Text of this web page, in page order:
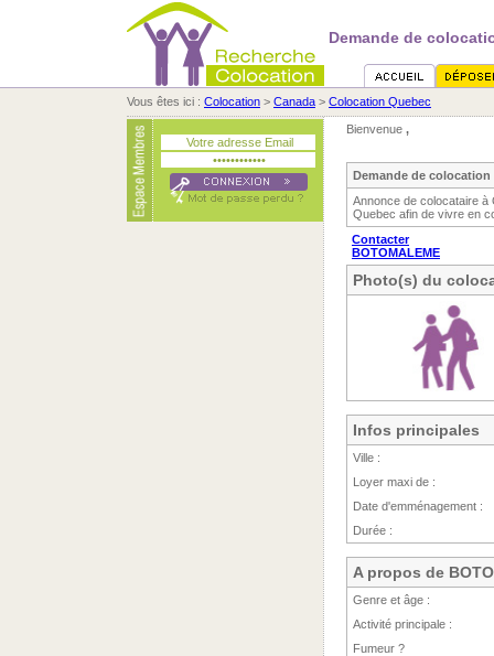
Demande de
Vous êtes ici : Colocation > Canada > Colocation Quebec
Bienvenue ,
Demande de colocation
Annonce de colocataire à
Quebec afin de vivre en
Contacter
BOTOMALEME
Photo(s) du
Infos principales
Ville :
Loyer maxi de :
Date d'emménagement :
Durée :
A propos de
Genre et âge :
Activité principale :
Fumeur ?